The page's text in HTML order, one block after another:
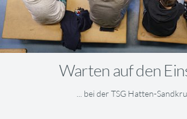
Warten auf den
... bei der TSG Hatten-